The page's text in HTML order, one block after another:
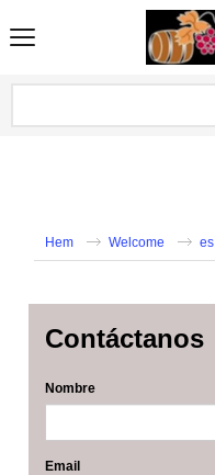
Hem Welcome es
Contáctanos
Nombre
Email